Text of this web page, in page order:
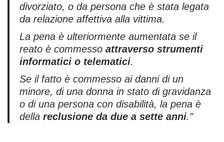
divorziato, o da persona che è stata legata
da relazione affettiva alla vittima.
La pena è ulteriormente aumentata se il
reato è commesso attraverso strumenti
informatici o telematici.
Se il fatto è commesso ai danni di un
minore, di una donna in stato di gravidanza
o di una persona con disabilità, la pena è
della reclusione da due a sette anni.”